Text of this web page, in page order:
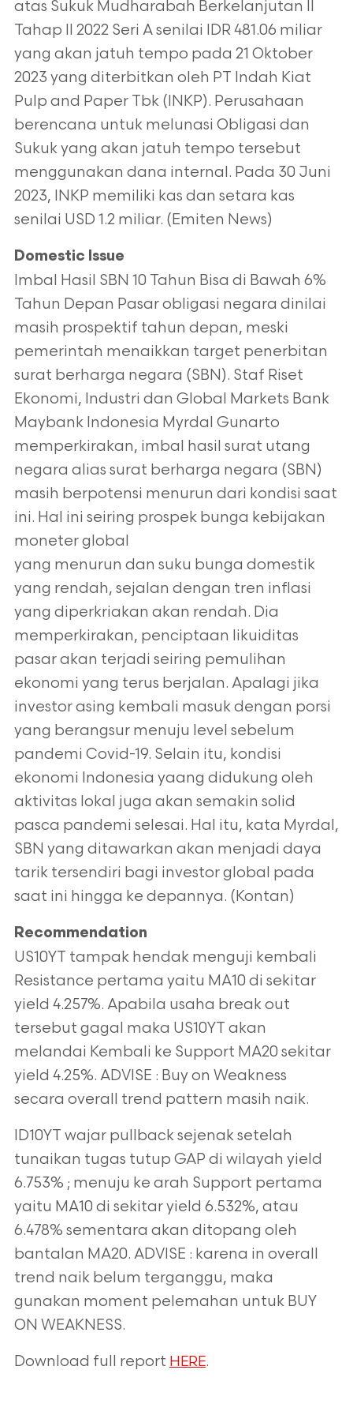
atas Sukuk Mudharabah Berkelanjutan II
Tahap II 2022 Seri A senilai IDR 481.06 miliar
yang akan jatuh tempo pada 21 Oktober
2023 yang diterbitkan oleh PT Indah Kiat
Pulp and Paper Tbk (INKP). Perusahaan
berencana untuk melunasi Obligasi dan
Sukuk yang akan jatuh tempo tersebut
menggunakan dana internal. Pada 30 Juni
2023, INKP memiliki kas dan setara kas
senilai USD 1.2 miliar. (Emiten News)
Domestic Issue
Imbal Hasil SBN 10 Tahun Bisa di Bawah 6%
Tahun Depan Pasar obligasi negara dinilai
masih prospektif tahun depan, meski
pemerintah menaikkan target penerbitan
surat berharga negara (SBN). Staf Riset
Ekonomi, Industri dan Global Markets Bank
Maybank Indonesia Myrdal Gunarto
memperkirakan, imbal hasil surat utang
negara alias surat berharga negara (SBN)
masih berpotensi menurun dari kondisi saat
ini. Hal ini seiring prospek bunga kebijakan
moneter global
yang menurun dan suku bunga domestik
yang rendah, sejalan dengan tren inflasi
yang diperkriakan akan rendah. Dia
memperkirakan, penciptaan likuiditas
pasar akan terjadi seiring pemulihan
ekonomi yang terus berjalan. Apalagi jika
investor asing kembali masuk dengan porsi
yang berangsur menuju level sebelum
pandemi Covid-19. Selain itu, kondisi
ekonomi Indonesia yaang didukung oleh
aktivitas lokal juga akan semakin solid
pasca pandemi selesai. Hal itu, kata Myrdal,
SBN yang ditawarkan akan menjadi daya
tarik tersendiri bagi investor global pada
saat ini hingga ke depannya. (Kontan)
Recommendation
US10YT tampak hendak menguji kembali
Resistance pertama yaitu MA10 di sekitar
yield 4.257%. Apabila usaha break out
tersebut gagal maka US10YT akan
melandai Kembali ke Support MA20 sekitar
yield 4.25%. ADVISE : Buy on Weakness
secara overall trend pattern masih naik.
ID10YT wajar pullback sejenak setelah
tunaikan tugas tutup GAP di wilayah yield
6.753% ; menuju ke arah Support pertama
yaitu MA10 di sekitar yield 6.532%, atau
6.478% sementara akan ditopang oleh
bantalan MA20. ADVISE : karena in overall
trend naik belum terganggu, maka
gunakan moment pelemahan untuk BUY
ON WEAKNESS.
Download full report HERE.